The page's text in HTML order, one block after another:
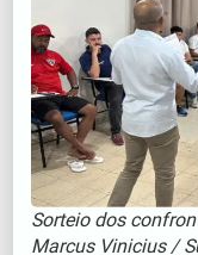
Sorteio dos
Marcus Vinicius /